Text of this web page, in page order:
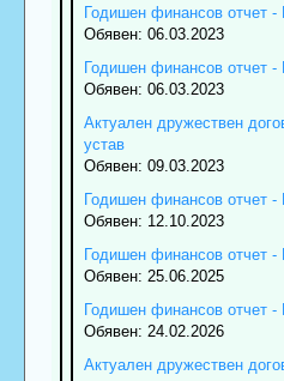
Годишен финансов отчет -
Обявен: 06.03.2023
Годишен финансов отчет -
Обявен: 06.03.2023
Актуален дружествен
устав
Обявен: 09.03.2023
Годишен финансов отчет -
Обявен: 12.10.2023
Годишен финансов отчет -
Обявен: 25.06.2025
Годишен финансов отчет -
Обявен: 24.02.2026
Актуален дружествен